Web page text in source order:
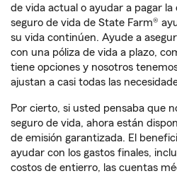
de vida actual o ayudar a pagar la
seguro de vida de State Farm®
su vida continúen. Ayude a
con una póliza de vida a plazo,
tiene opciones y nosotros
ajustan a casi todas las
Por cierto, si usted pensaba que
seguro de vida, ahora están
de emisión garantizada. El
ayudar con los gastos finales,
costos de entierro, las cuentas